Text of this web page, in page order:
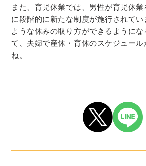
また、育児休業では、男性が育児休業
に段階的に新たな制度が施行されて
ような休みの取り方ができるようにな
て、夫婦で産休・育休のスケジュー
ね。